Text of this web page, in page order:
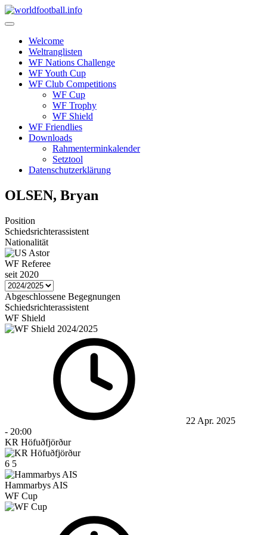
Skip
to
Welcome
Weltranglisten
WF Nations Challenge
WF Youth Cup
WF Club Competitions
WF Cup
WF Trophy
WF Shield
WF Friendlies
Downloads
Rahmenterminkalender
Setztool
Datenschutzerklärung
OLSEN, Bryan
Position
Schiedsrichterassistent
Nationalität
WF Referee
seit 2020
Abgeschlossene Begegnungen
Schiedsrichterassistent
WF Shield
22 Apr. 2025
- 20:00
KR Höfuðfjörður
6 5
Hammarbys AIS
WF Cup